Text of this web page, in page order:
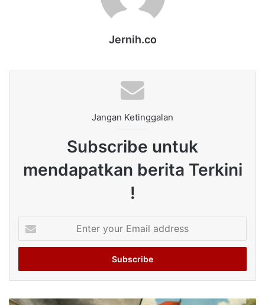
Jernih.co
Jangan Ketinggalan
Subscribe untuk
mendapatkan berita Terkini
!
your
Email